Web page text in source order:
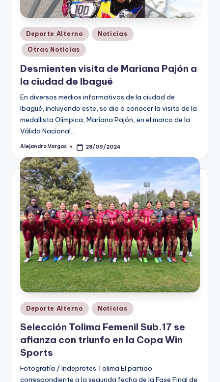
Publicado
en
Deporte Alterno Noticias
Otras Noticias
Desmienten visita de Mariana Pajón a
la ciudad de Ibagué
En diversos medios informativos de la ciudad de
Ibagué, incluyendo este, se dio a conocer la visita de la
medallista Olímpica, Mariana Pajón, en el marco de la
Válida Nacional…
Publicado
Alejandro Vargas 28/09/2024
Publicado
en
Deporte Alterno Noticias
Selección Tolima Femenil Sub.17 se
afianza con triunfo en la Copa Win
Sports
Fotografía / Indeprotes Tolima El partido
correspondiente a la segunda fecha de la Fase Final de